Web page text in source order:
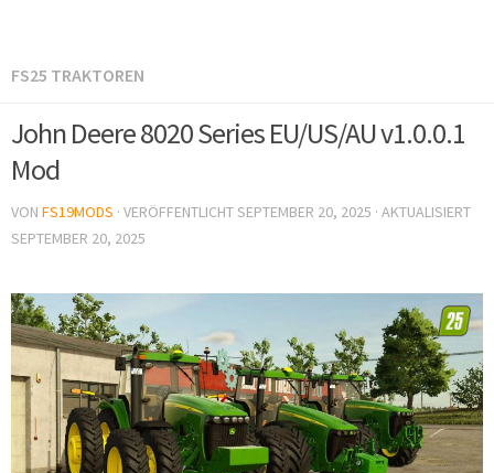
FS25 TRAKTOREN
John Deere 8020 Series EU/US/AU v1.0.0.1
Mod
VON FS19MODS · VERÖFFENTLICHTSEPTEMBER 20, 2025 · AKTUALISIERT
SEPTEMBER 20, 2025